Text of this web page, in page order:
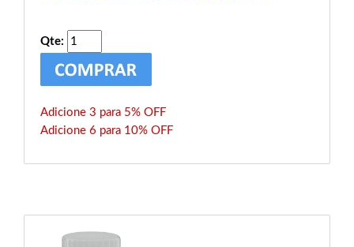
Qte:
Adicione 3 para 5% OFF
Adicione 6 para 10% OFF